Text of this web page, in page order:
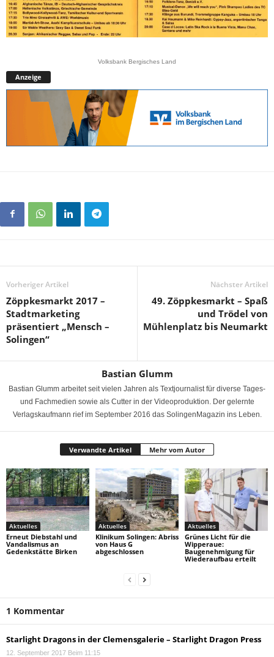
Volksbank Bergisches Land
Anzeige
Vorheriger Artikel
Zöppkesmarkt 2017 –
Stadtmarketing
präsentiert „Mensch –
Solingen“
Nächster Artikel
49. Zöppkesmarkt – Spaß
und Trödel von
Mühlenplatz bis Neumarkt
Bastian Glumm
Bastian Glumm arbeitet seit vielen Jahren als Textjournalist für diverse Tages-
und Fachmedien sowie als Cutter in der Videoproduktion. Der gelernte
Verlagskaufmann rief im September 2016 das SolingenMagazin ins Leben.
Verwandte Artikel Mehr vom Autor
Aktuelles
Erneut Diebstahl und
Vandalismus an
Gedenkstätte Birken
Aktuelles
Klinikum Solingen: Abriss
von Haus G
abgeschlossen
Aktuelles
Grünes Licht für die
Wipperaue:
Baugenehmigung für
Wiederaufbau erteilt
1 Kommentar
Starlight Dragons in der Clemensgalerie – Starlight Dragon Press
12. September 2017 Beim 11:15